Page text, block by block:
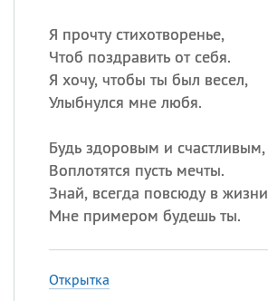
Я прочту стихотворенье,
Чтоб поздравить от себя.
Я хочу, чтобы ты был весел,
Улыбнулся мне любя.
Будь здоровым и счастливым,
Воплотятся пусть мечты.
Знай, всегда повсюду в жизни
Мне примером будешь ты.
Открытка